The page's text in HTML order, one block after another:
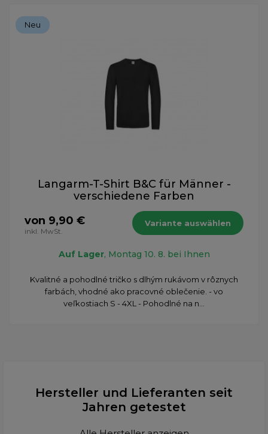
Neu
Langarm-T-Shirt B&C für Männer -
verschiedene Farben
von 9,90 €
inkl. MwSt.
Variante auswählen
Auf Lager, Montag 10. 8. bei Ihnen
​Kvalitné a pohodlné tričko s dlhým rukávom v rôznych
farbách, vhodné ako pracovné oblečenie. - vo
veľkostiach S - 4XL - Pohodlné na n...
Hersteller und Lieferanten seit
Jahren getestet